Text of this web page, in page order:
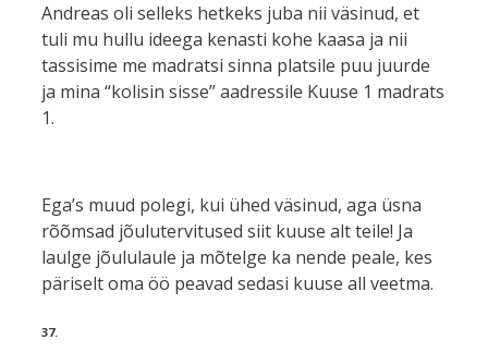
Andreas oli selleks hetkeks juba nii väsinud, et
tuli mu hullu ideega kenasti kohe kaasa ja nii
tassisime me madratsi sinna platsile puu juurde
ja mina “kolisin sisse” aadressile Kuuse 1 madrats
1.
Ega’s muud polegi, kui ühed väsinud, aga üsna
rõõmsad jõulutervitused siit kuuse alt teile! Ja
laulge jõululaule ja mõtelge ka nende peale, kes
päriselt oma öö peavad sedasi kuuse all veetma.
37.